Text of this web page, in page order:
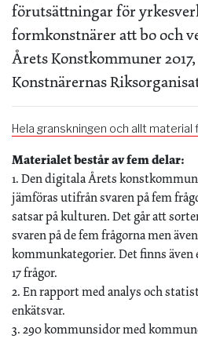
förutsättningar för
formkonstnärer att bo och
Årets Konstkommuner
Konstnärernas
Hela granskningen och allt material
Materialet består av fem delar:
1. Den digitala Årets
jämföras utifrån svaren på fem
satsar på kulturen. Det går att
svaren på de fem frågorna men
kommunkategorier. Det finns även
17 frågor.
2. En rapport med analys och
enkätsvar.
3. 290 kommunsidor med